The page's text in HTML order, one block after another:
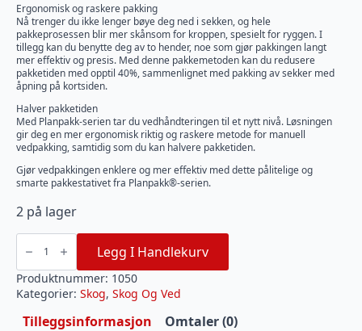
Ergonomisk og raskere pakking
Nå trenger du ikke lenger bøye deg ned i sekken, og hele
pakkeprosessen blir mer skånsom for kroppen, spesielt for ryggen. I
tillegg kan du benytte deg av to hender, noe som gjør pakkingen langt
mer effektiv og presis. Med denne pakkemetoden kan du redusere
pakketiden med opptil 40%, sammenlignet med pakking av sekker med
åpning på kortsiden.
Halver pakketiden
Med Planpakk-serien tar du vedhåndteringen til et nytt nivå. Løsningen
gir deg en mer ergonomisk riktig og raskere metode for manuell
vedpakking, samtidig som du kan halvere pakketiden.
Gjør vedpakkingen enklere og mer effektiv med dette pålitelige og
smarte pakkestativet fra Planpakk®-serien.
2 på lager
Pakkestativ
Planpakk®
Espegard
(
NYHET)
antall
Legg I Handlekurv
Produktnummer: 1050
Kategorier: Skog, Skog Og Ved
Tilleggsinformasjon Omtaler (0)